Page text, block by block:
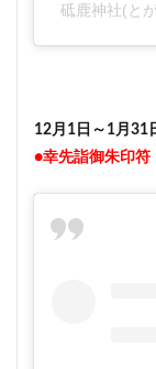
砥鹿神社(と
12月1日～1月31
●幸先詣御朱印符